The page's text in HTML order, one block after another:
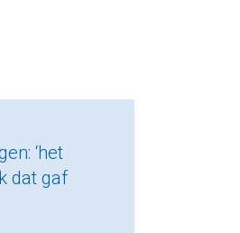
‘het
dat gaf